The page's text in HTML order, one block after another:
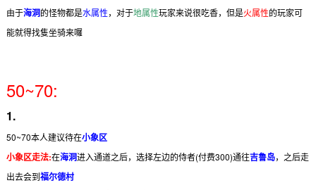
由于海洞的怪物都是水属性，对于地属性玩家来说很吃香，但是火属性的玩家可
能就得找隻坐骑来囉
50~70:
1.
50~70本人建议待在小象区
小象区走法:在海洞进入通道之后，选择左边的侍者(付费300)通往吉鲁岛，之后走
出去会到福尔德村